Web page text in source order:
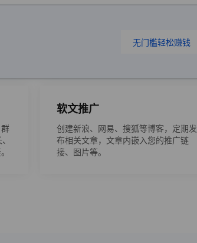
无门槛轻松赚钱
软文推广
创建新浪、网易、搜狐等博客，定期发
布相关文章，文章内嵌入您的推广链
接、图片等。